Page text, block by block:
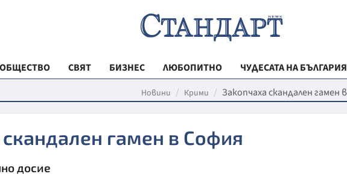
ОБЩЕСТВО СВЯТ БИЗНЕС ЛЮБОПИТНО
ЧУДЕСАТА НА БЪЛГАРИЯ
РЕГИОНАЛНИ
ВЕСТНИК
Новини Крими Закопчаха скандален гамен
гамен в София
досие